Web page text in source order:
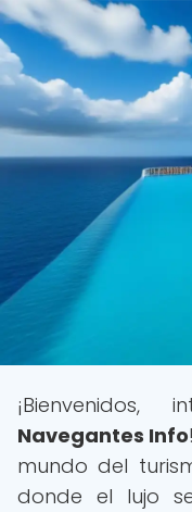
¡Bienvenidos,
Navegantes Info
mundo del
donde el lujo